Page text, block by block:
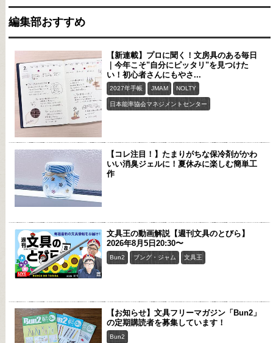
編集部おすすめ
【新連載】プロに聞く！文房具のある毎日
｜今年こそ"自分にピッタリ"を見つけた
い！初心者さんにもやさ...
2027年手帳 JMAM NOLTY
日本能率協会マネジメントセンター
【コレ注目！】たまりがちな保冷剤がかわ
いい消臭ジェルに！夏休みに楽しむ簡単工
作
文具王の動画解説【週刊文具のとびら】
2026年8月5日20:30〜
Bun2 ブング・ジャム 文具王
【お知らせ】文具フリーマガジン「Bun2」
の定期購読者を募集しています！
Bun2